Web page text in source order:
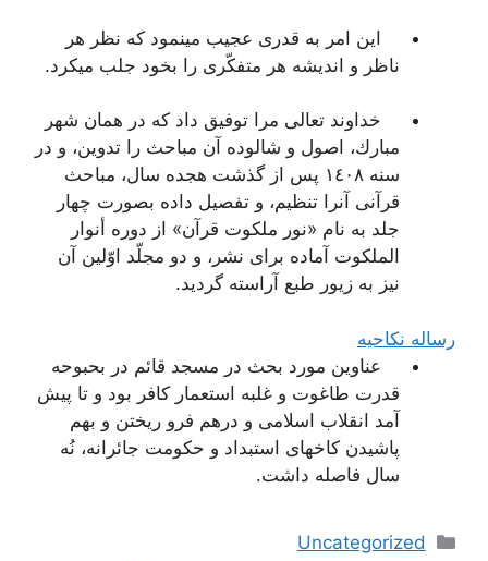
این امر به قدرى عجیب مینمود كه نظر هر
ناظر و اندیشه هر متفكّرى را بخود جلب میكرد.
خداوند تعالى مرا توفیق داد كه در همان شهر
مبارك، اصول و شالوده آن مباحث را تدوین، و در
سنه ١٤٠٨ پس از گذشت هجده سال، مباحث
قرآنى آنرا تنظیم، و تفصیل داده بصورت چهار
جلد به نام‌ «نور ملکوت قرآن» از دوره‌ أنوار
الملکوت‌ آماده براى نشر، و دو مجلّد اوّلین آن
نیز به زیور طبع آراسته گردید.
رساله نکاحیه
عناوین مورد بحث در مسجد قائم در بحبوحه
قدرت طاغوت و غلبه استعمار كافر بود و تا پیش
آمد انقلاب اسلامى و درهم فرو ریختن و بهم
پاشیدن كاخهاى استبداد و حكومت جائرانه، نُه
سال فاصله داشت.
دسته‌ها
Uncategorized